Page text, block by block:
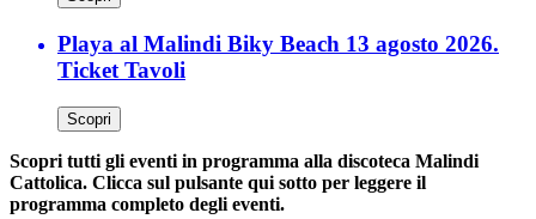
Playa al Malindi Biky Beach 13 agosto 2026.
Ticket Tavoli
Scopri
Scopri tutti gli eventi in programma alla discoteca Malindi
Cattolica. Clicca sul pulsante qui sotto per leggere il
programma completo degli eventi.